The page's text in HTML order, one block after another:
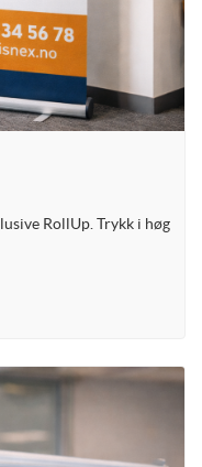
RollUp. Trykk i høg